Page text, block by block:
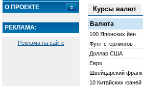
О ПРОЕКТЕ
РЕКЛАМА:
Реклама на сайте
Курсы валют
Валюта
100 Японских йен
Фунт стерлингов
Доллар США
Евро
Швейцарский франк
10 Китайских юаней